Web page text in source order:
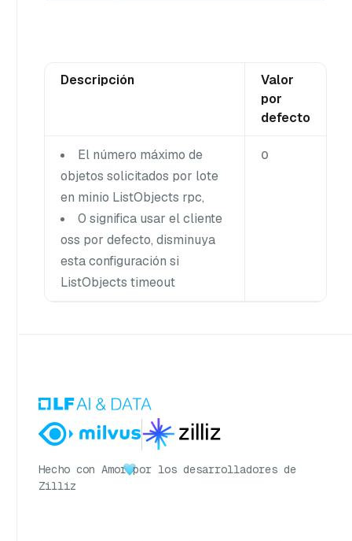
Descripción
Valor
por
defecto
El número máximo de
objetos solicitados por lote
en minio ListObjects rpc,
0 significa usar el cliente
oss por defecto, disminuya
esta configuración si
ListObjects timeout
0
Hecho con Amor por los desarrolladores de
Zilliz